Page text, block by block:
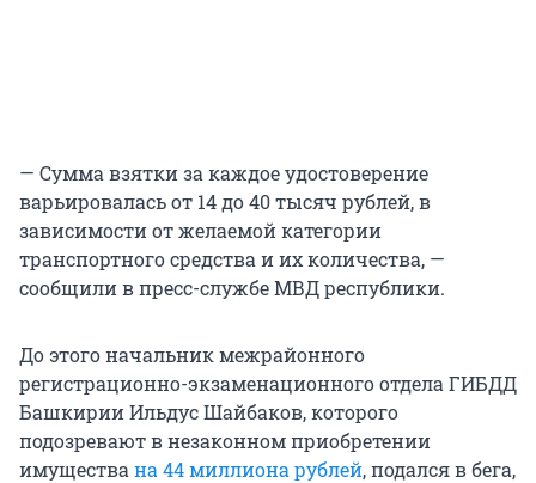
— Сумма взятки за каждое удостоверение
варьировалась от 14 до 40 тысяч рублей, в
зависимости от желаемой категории
транспортного средства и их количества, —
сообщили в пресс-службе МВД республики.
До этого начальник межрайонного
регистрационно-экзаменационного отдела ГИБДД
Башкирии Ильдус Шайбаков, которого
подозревают в незаконном приобретении
имущества на 44 миллиона рублей, подался в бега,